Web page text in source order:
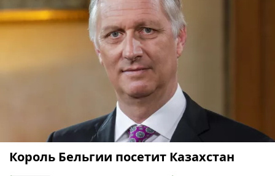
Король Бельгии посетит Казахстан